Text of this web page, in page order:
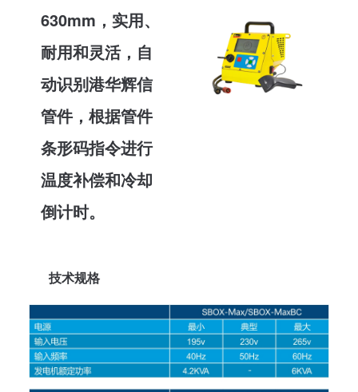
630mm，实用、
耐用和灵活，自
动识别港华辉信
管件，根据管件
条形码指令进行
温度补偿和冷却
倒计时。
技术规格